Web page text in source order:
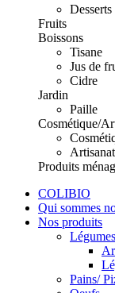
Fruits
Boissons
Tisane
Jus de
Cidre
Jardin
Paille
Cosmétique/
Artisanat
Produits
COLIBIO
Qui sommes
Nos produits
Légumes
Pains/